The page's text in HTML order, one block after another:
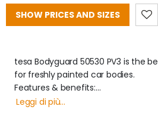
SHOW PRICES AND SIZES
tesa Bodyguard 50530 PV3 is the
for freshly painted car bodies.
Features & benefits:
- Reliable protection
Leggi di più...